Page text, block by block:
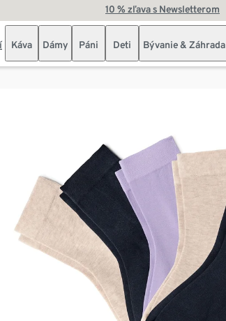
10 % zľava s Newsletterom
Káva Dámy Páni Deti Bývanie & Záhrada